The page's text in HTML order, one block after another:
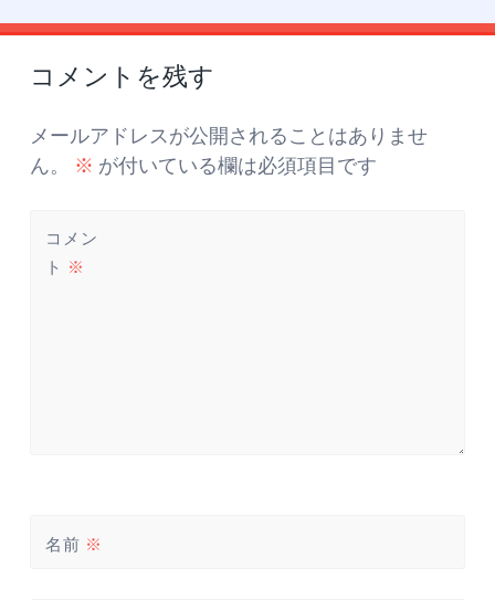
投
稿
ナ
ビ
ゲ
ー
シ
ョ
ン
←
→
コメントを残す
メールアドレスが公開されることはありませ
ん。
※ が付いている欄は必須項目です
コメン
ト ※
名前 ※